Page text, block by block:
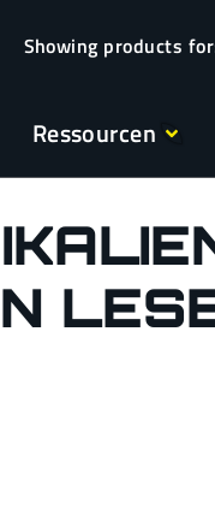
Ressourcen